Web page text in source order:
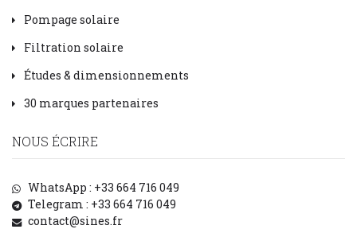
Pompage solaire
Filtration solaire
Études & dimensionnements
30 marques partenaires
NOUS ÉCRIRE
WhatsApp : +33 664 716 049
Telegram : +33 664 716 049
contact@sines.fr